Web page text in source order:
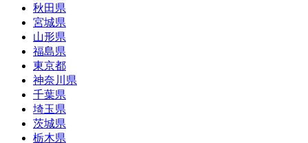
秋田県
宮城県
山形県
福島県
東京都
神奈川県
千葉県
埼玉県
茨城県
栃木県